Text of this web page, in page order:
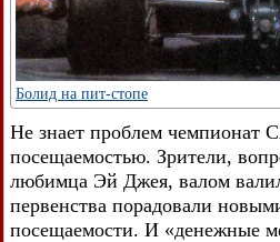
Болид на пит-стопе
Не знает проблем чемпионат
посещаемостью. Зрители,
любимца Эй Джея, валом
первенства порадовали
посещаемости. И «денежные